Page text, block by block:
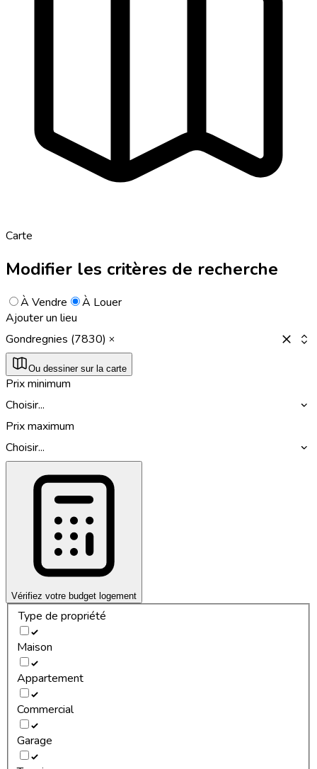
Carte
Modifier les critères de recherche
À Vendre
À Louer
Ajouter un lieu
Gondregnies (7830)
Ou dessiner sur la carte
Prix minimum
Choisir...
Prix maximum
Choisir...
Vérifiez votre budget logement
Type de propriété
Maison
Appartement
Commercial
Garage